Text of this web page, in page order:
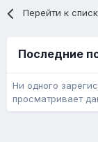
Перейти к
Последние
Ни одного
просматривает